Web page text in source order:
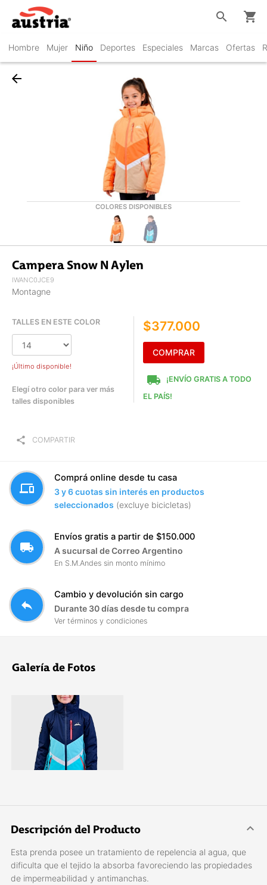
Hombre Mujer Niño Deportes Especiales Marcas Ofertas
search shopping_cart
COLORES DISPONIBLES
arrow_back
Campera Snow N Aylen
IWANC0JCE9
Montagne
TALLES EN ESTE COLOR
¡Último disponible!
Elegí otro color para ver más
talles disponibles
$377.000
COMPRAR
local_shipping
¡ENVÍO GRATIS A TODO
EL PAÍS!
share COMPARTIR
devices
Comprá online desde tu casa
3 y 6 cuotas sin interés en productos
seleccionados (excluye bicicletas)
local_shipping
Envíos gratis a partir de $150.000
A sucursal de Correo Argentino
En S.M.Andes sin monto mínimo
reply
Cambio y devolución sin cargo
Durante 30 días desde tu compra
Ver términos y condiciones
Galería de Fotos
Descripción del Producto
Esta prenda posee un tratamiento de repelencia al agua, que
dificulta que el tejido la absorba favoreciendo las propiedades
de impermeabilidad y antimanchas.